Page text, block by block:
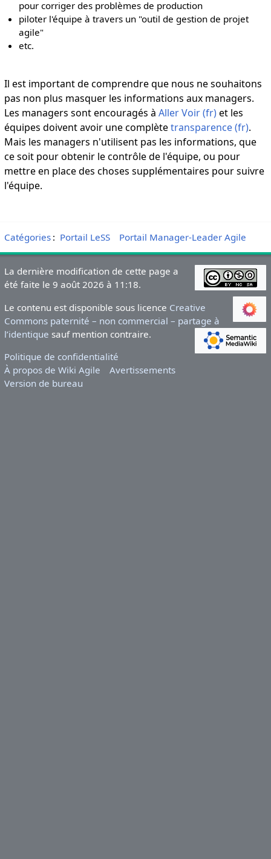
pour corriger des problèmes de production
piloter l'équipe à travers un "outil de gestion de projet
agile"
etc.
Il est important de comprendre que nous ne souhaitons
pas non plus masquer les informations aux managers.
Les managers sont encouragés à Aller Voir (fr)et les
équipes doivent avoir une complètetransparence (fr).
Mais les managers n'utilisent pas les informations, que
ce soit pour obtenir le contrôle de l'équipe, ou pour
mettre en place des choses supplémentaires pour suivre
l'équipe.
Catégories: Portail LeSS Portail Manager-Leader Agile
La dernière modification de cette page a
été faite le 9 août 2026 à 11:18.
Le contenu est disponible sous licence Creative
Commons paternité – non commercial – partage à
l’identique sauf mention contraire.
Politique de confidentialité
À propos de Wiki Agile
Avertissements
Version de bureau